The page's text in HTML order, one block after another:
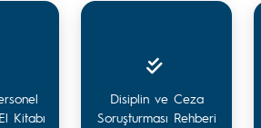
Kitabı
Disiplin ve Ceza
Soruşturması Rehberi